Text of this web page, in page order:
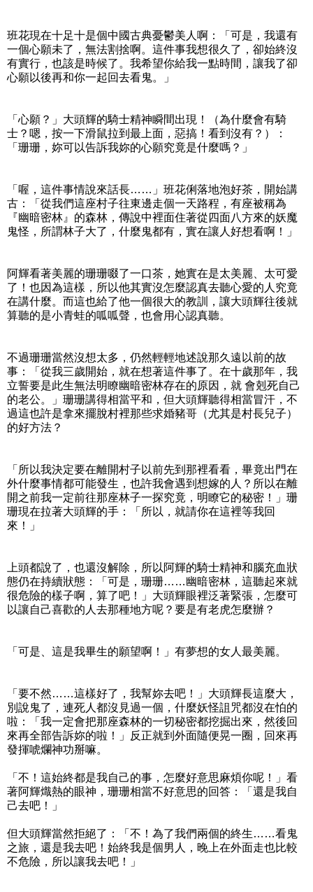
班花現在十足十是個中國古典憂鬱美人啊：「可是，我還有
一個心願未了，無法割捨啊。這件事我想很久了，卻始終沒
有實行，也該是時候了。我希望你給我一點時間，讓我了卻
心願以後再和你一起回去看鬼。」
「心願？」大頭輝的騎士精神瞬間出現！（為什麼會有騎
士？嗯，按一下滑鼠拉到最上面，惡搞！看到沒有？）：
「珊珊，妳可以告訴我妳的心願究竟是什麼嗎？」
「喔，這件事情說來話長……」班花俐落地泡好茶，開始講
古：「從我們這座村子往東邊走個一天路程，有座被稱為
『幽暗密林』的森林，傳說中裡面住著從四面八方來的妖魔
鬼怪，所謂林子大了，什麼鬼都有，實在讓人好想看啊！」
阿輝看著美麗的珊珊啜了一口茶，她實在是太美麗、太可愛
了！也因為這樣，所以他其實沒怎麼認真去聽心愛的人究竟
在講什麼。而這也給了他一個很大的教訓，讓大頭輝往後就
算聽的是小青蛙的呱呱聲，也會用心認真聽。
不過珊珊當然沒想太多，仍然輕輕地述說那久遠以前的故
事：「從我三歲開始，就在想著這件事了。在十歲那年，我
立誓要是此生無法明瞭幽暗密林存在的原因，就 會剋死自己
的老公。」珊珊講得相當平和，但大頭輝聽得相當冒汗，不
過這也許是拿來擺脫村裡那些求婚豬哥（尤其是村長兒子）
的好方法？
「所以我決定要在離開村子以前先到那裡看看，畢竟出門在
外什麼事情都可能發生，也許我會遇到想嫁的人？所以在離
開之前我一定前往那座林子一探究竟，明瞭它的秘密！」珊
珊現在拉著大頭輝的手：「所以，就請你在這裡等我回
來！」
上頭都說了，也還沒解除，所以阿輝的騎士精神和腦充血狀
態仍在持續狀態：「可是，珊珊……幽暗密林，這聽起來就
很危險的樣子啊，算了吧！」大頭輝眼裡泛著緊張，怎麼可
以讓自己喜歡的人去那種地方呢？要是有老虎怎麼辦？
「可是、這是我畢生的願望啊！」有夢想的女人最美麗。
「要不然……這樣好了，我幫妳去吧！」大頭輝長這麼大，
別說鬼了，連死人都沒見過一個，什麼妖怪詛咒都沒在怕的
啦：「我一定會把那座森林的一切秘密都挖掘出來，然後回
來再全部告訴妳的啦！」反正就到外面隨便晃一圈，回來再
發揮唬爛神功掰嘛。
「不！這始終都是我自己的事，怎麼好意思麻煩你呢！」看
著阿輝熾熱的眼神，珊珊相當不好意思的回答：「還是我自
己去吧！」
但大頭輝當然拒絕了：「不！為了我們兩個的終生……看鬼
之旅，還是我去吧！始終我是個男人，晚上在外面走也比較
不危險，所以讓我去吧！」